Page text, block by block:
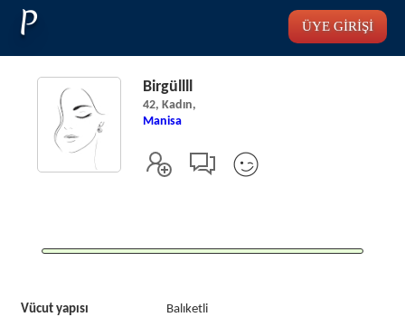
P ÜYE GİRİŞİ
Birgüllll
42, Kadın,
Manisa
Vücut yapısı Balıketli